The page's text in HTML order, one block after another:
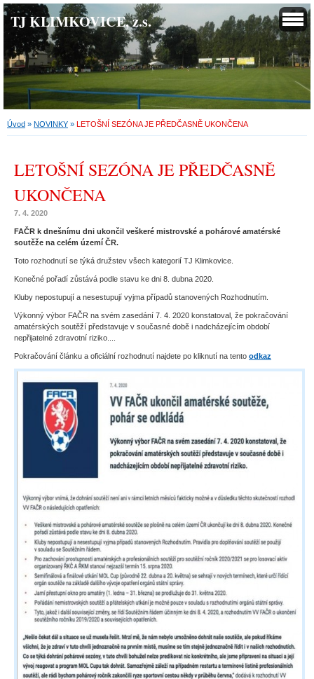
TJ KLIMKOVICE, z.s.
Úvod » NOVINKY » LETOŠNÍ SEZÓNA JE PŘEDČASNĚ UKONČENA
LETOŠNÍ SEZÓNA JE PŘEDČASNĚ
UKONČENA
7. 4. 2020
FAČR k dnešnímu dni ukončil veškeré mistrovské a pohárové amatérské
soutěže na celém území ČR.
Toto rozhodnutí se týká družstev všech kategorií TJ Klimkovice.
Konečné pořadí zůstává podle stavu ke dni 8. dubna 2020.
Kluby nepostupují a nesestupují vyjma případů stanovených Rozhodnutím.
Výkonný výbor FAČR na svém zasedání 7. 4. 2020 konstatoval, že pokračování
amatérských soutěží představuje v současné době i nadcházejícím období
nepřijatelné zdravotní riziko....
Pokračování článku a oficiální rozhodnutí najdete po kliknutí na tento odkaz